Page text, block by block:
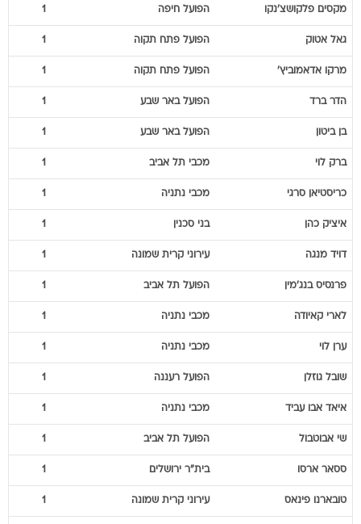
מקסים פלקושצ'נקו הפועל חיפה 1
גאל אטוק הפועל פתח תקוה 1
מרקו אדאמוביץ' הפועל פתח תקוה 1
הדר ברד הפועל באר שבע 1
בן ביטון הפועל באר שבע 1
ברק לוי מכבי תל אביב 1
כריסטיאן סרגי מכבי נתניה 1
איציק כהן בני סכנין 1
דויד מנגה עירוני קרית שמונה 1
פרנסיס בנג'מין הפועל תל אביב 1
לארי קאיודה מכבי נתניה 1
ערן לוי מכבי נתניה 1
שובל גוזלן הפועל רעננה 1
איאד אבו עביד מכבי נתניה 1
שי אבוטבול הפועל תל אביב 1
ססאר ארסו בית"ר ירושלים 1
טובארנו פינאס עירוני קרית שמונה 1